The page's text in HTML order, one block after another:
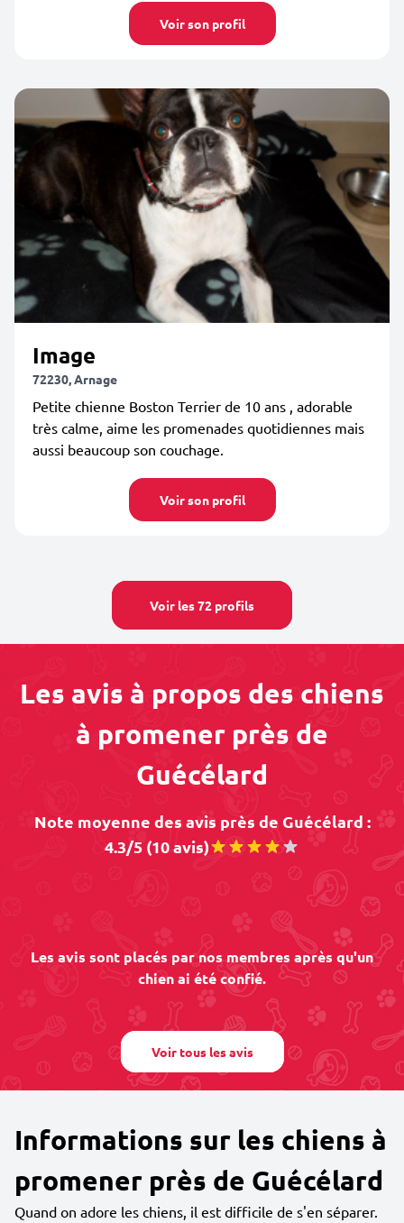
Voir son profil
Image
72230, Arnage
Petite chienne Boston Terrier de 10 ans , adorable
très calme, aime les promenades quotidiennes mais
aussi beaucoup son couchage.
Voir son profil
Voir les 72 profils
Les avis à propos des chiens
à promener près de
Guécélard
Note moyenne des avis près de Guécélard :
4.3/5 (10 avis)
Les avis sont placés par nos membres après qu'un
chien ai été confié.
Voir tous les avis
Informations sur les chiens à
promener près de Guécélard
Quand on adore les chiens, il est difficile de s'en séparer.